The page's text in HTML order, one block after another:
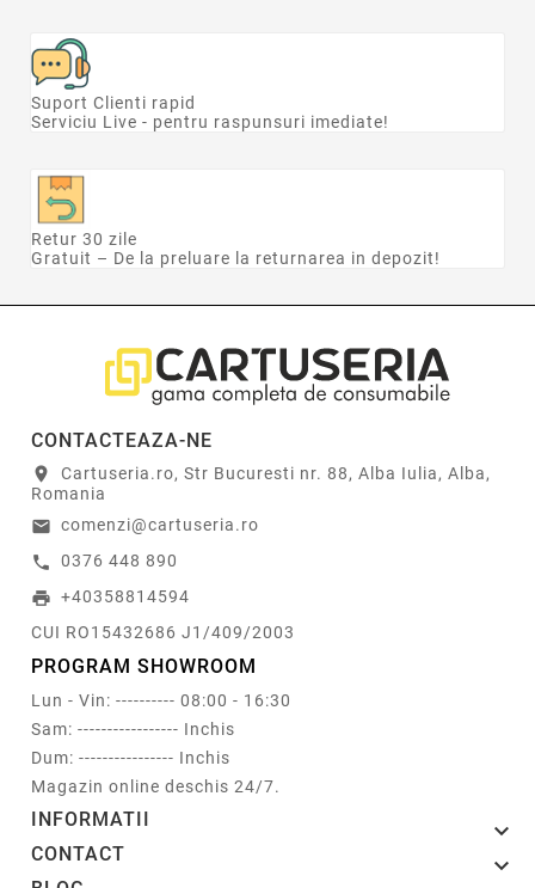
Suport Clienti rapid
Serviciu Live - pentru raspunsuri imediate!
Retur 30 zile
Gratuit – De la preluare la returnarea in depozit!
CONTACTEAZA-NE
location_on
Cartuseria.ro, Str Bucuresti nr. 88, Alba Iulia, Alba,
Romania
email comenzi@cartuseria.ro
call 0376 448 890
print +40358814594
CUI RO15432686 J1/409/2003
PROGRAM SHOWROOM
Lun - Vin: ---------- 08:00 - 16:30
Sam: ----------------- Inchis
Dum: ---------------- Inchis
Magazin online deschis 24/7.
INFORMATII 
CONTACT 